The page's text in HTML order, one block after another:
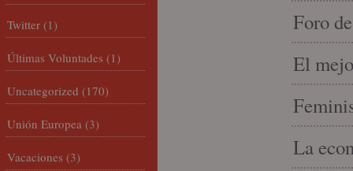
Foro
El
La
Twitter (1)
Últimas Voluntades (1)
Uncategorized (170)
Unión Europea (3)
Vacaciones (3)